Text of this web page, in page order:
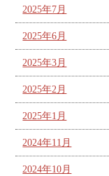
2025年7月
2025年6月
2025年3月
2025年2月
2025年1月
2024年11月
2024年10月